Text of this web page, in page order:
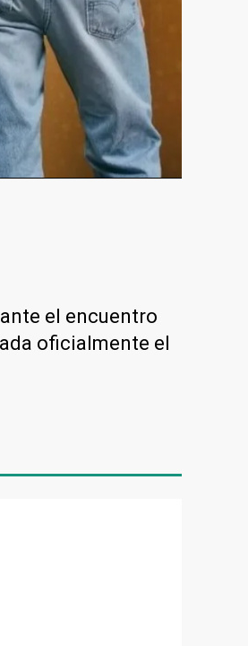
el encuentro
oficialmente el